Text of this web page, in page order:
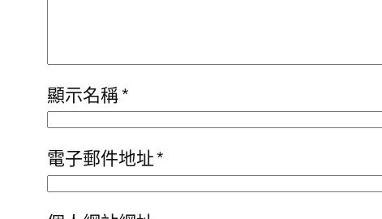
顯示名稱*
電子郵件地址*